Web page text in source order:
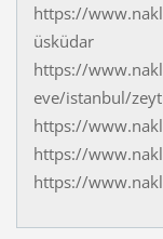
https://
üsküdar
https://
eve/istanbul/
https://
https://
https://